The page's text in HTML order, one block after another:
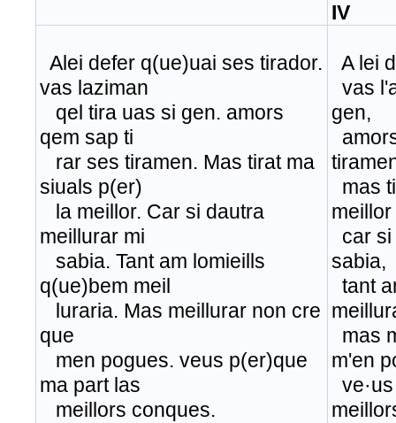
IV
Alei defer q(ue)uai ses tirador.
vas laziman
qel tira uas si gen. amors
qem sap ti
rar ses tiramen. Mas tirat ma
siuals p(er)
la meillor. Car si dautra
meillurar mi
sabia. Tant am lomieills
q(ue)bem meil
luraria. Mas meillurar non cre
que
men pogues. veus p(er)que
ma part las
meillors conques.
A lei
vas
gen,
mas
meillor
car
sabia,
tant
mas
m'en